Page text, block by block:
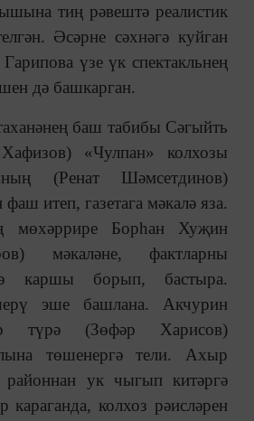
тиң рәвештә реалистик
Әсәрне сәхнәгә куйган
үзе үк спектакльнең
дә башкарган.
баш табибы Сәгыйть
«Чулпан» колхозы
(Ренат Шәмсетдинов)
итеп, газетага мәкалә яза.
мөхәррире Борһан Хуҗин
мәкаләне, фактларны
каршы борып, бастыра.
эше башлана. Акчурин
түрә (Зөфәр Харисов)
төшенергә тели. Ахыр
районнан ук чыгып китәргә
колхоз рәисләрен